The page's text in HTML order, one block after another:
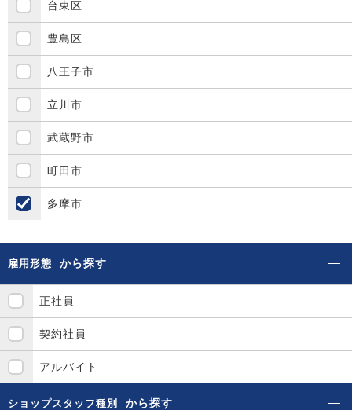
台東区
豊島区
八王子市
立川市
武蔵野市
町田市
多摩市
雇用形態 から探す
正社員
契約社員
アルバイト
ショップスタッフ種別 から探す